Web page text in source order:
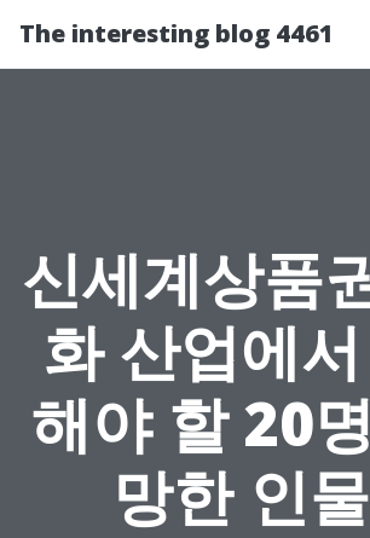
The interesting blog 4461
신세계상품
화 산업에
해야 할 20
망한 인